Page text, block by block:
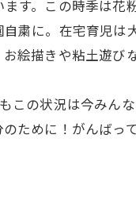
す。この時季は花
粛に。在宅育児は
絵描きや粘土遊び
の状況は今みん
ために！がんばっ